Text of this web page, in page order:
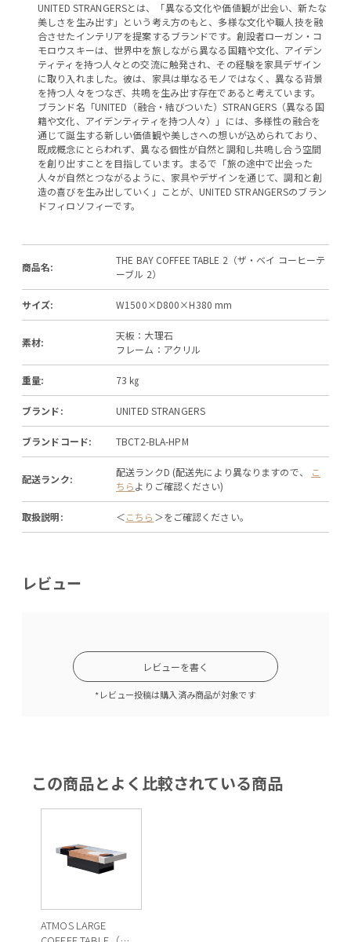
UNITED STRANGERSとは、「異なる文化や価値観が出会い、新たな
美しさを生み出す」という考え方のもと、多様な文化や職人技を融
合させたインテリアを提案するブランドです。創設者ローガン・コ
モロウスキーは、世界中を旅しながら異なる国籍や文化、アイデン
ティティを持つ人々との交流に触発され、その経験を家具デザイン
に取り入れました。彼は、家具は単なるモノではなく、異なる背景
を持つ人々をつなぎ、共鳴を生み出す存在であると考えています。
ブランド名「UNITED（融合・結びついた）STRANGERS（異なる国
籍や文化、アイデンティティを持つ人々）」には、多様性の融合を
通じて誕生する新しい価値観や美しさへの想いが込められており、
既成概念にとらわれず、異なる個性が自然と調和し共鳴し合う空間
を創り出すことを目指しています。まるで「旅の途中で出会った
人々が自然とつながるように、家具やデザインを通じて、調和と創
造の喜びを生み出していく」ことが、UNITED STRANGERSのブラン
ドフィロソフィーです。
商品名:
THE BAY COFFEE TABLE 2（ザ・ベイ コーヒーテ
ーブル 2）
サイズ: W1500×D800×H380 mm
素材:
天板：大理石
フレーム：アクリル
重量: 73 ㎏
ブランド: UNITED STRANGERS
ブランドコード: TBCT2-BLA-HPM
配送ランク:
配送ランクD (配送先により異なりますので、
こ
ちらよりご確認ください)
取扱説明: ＜こちら ＞をご確認ください。
レビュー
レビューを書く
*レビュー投稿は購入済み商品が対象です
この商品とよく比較されている商品
ATMOS LARGE